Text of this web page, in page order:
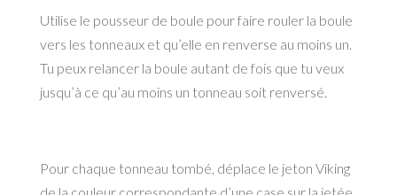
Utilise le pousseur de boule pour faire rouler la boule
vers les tonneaux et qu’elle en renverse au moins un.
Tu peux relancer la boule autant de fois que tu veux
jusqu’à ce qu’au moins un tonneau soit renversé.
Pour chaque tonneau tombé, déplace le jeton Viking